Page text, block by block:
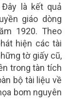
là kết quả
giáo dòng
1920. Theo
hiện các tài
tờ giấy cũ,
trong tàn tích
bộ tài liệu về
bom nguyên